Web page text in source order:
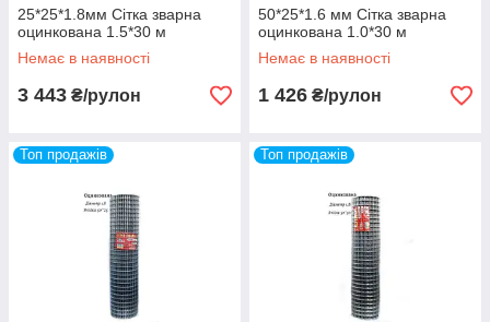
25*25*1.8мм Сітка зварна
оцинкована 1.5*30 м
Немає в наявності
3 443 ₴/рулон
50*25*1.6 мм Сітка зварна
оцинкована 1.0*30 м
Немає в наявності
1 426 ₴/рулон
Топ продажів Топ продажів